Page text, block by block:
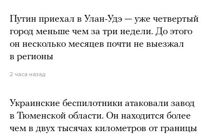
Путин приехал в Улан-Удэ — уже четвертый
город меньше чем за три недели. До этого
он несколько месяцев почти не выезжал
в регионы
2 часа назад
Украинские беспилотники атаковали завод
в Тюменской области. Он находится более
чем в двух тысячах километров от границы